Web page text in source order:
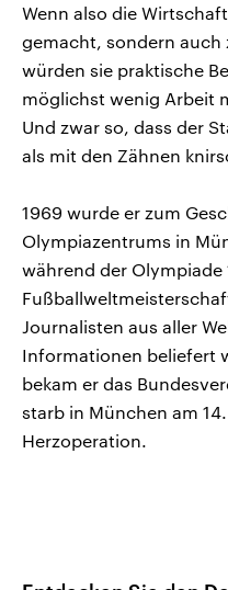
Wenn also die
gemacht, sondern
würden sie praktische
möglichst wenig Arbeit
Und zwar so, dass der
als mit den Zähnen
1969 wurde er zum
Olympiazentrums in
während der Olympiade
Journalisten aus aller
Informationen beliefert
bekam er das
starb in München am
Herzoperation.